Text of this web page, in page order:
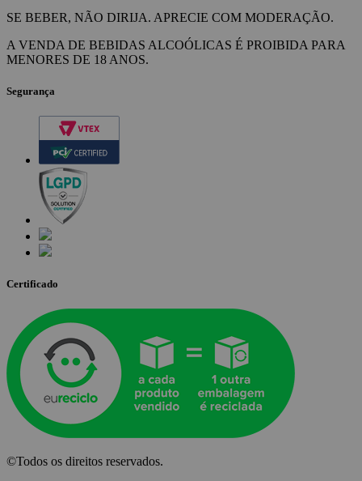
SE BEBER, NÃO DIRIJA. APRECIE COM MODERAÇÃO.
A VENDA DE BEBIDAS ALCOÓLICAS É PROIBIDA PARA
MENORES DE 18 ANOS.
Segurança
Certificado
©Todos os direitos reservados.